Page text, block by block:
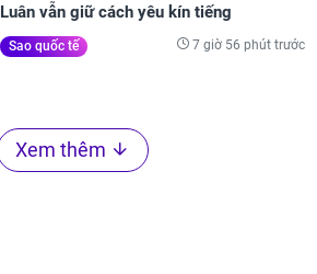
Luân vẫn giữ cách yêu kín tiếng
Sao quốc tế 7 giờ 56 phút trước
Xem thêm